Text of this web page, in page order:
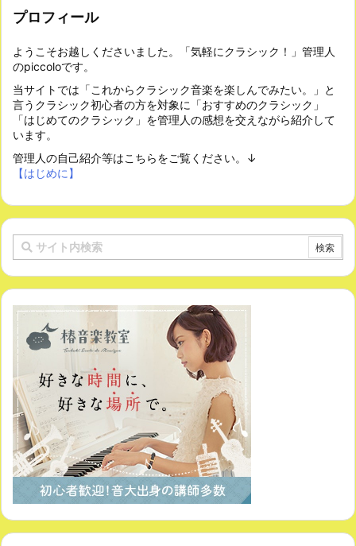
プロフィール
ようこそお越しくださいました。「気軽にクラシック！」管理人
のpiccoloです。
当サイトでは「これからクラシック音楽を楽しんでみたい。」と
言うクラシック初心者の方を対象に「おすすめのクラシック」
「はじめてのクラシック」を管理人の感想を交えながら紹介して
います。
管理人の自己紹介等はこちらをご覧ください。↓
【はじめに】